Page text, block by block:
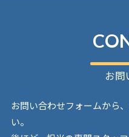
お問
お問い合わせフォームから
い。